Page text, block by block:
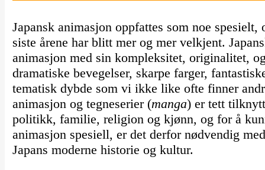
Japansk animasjon oppfattes som noe spesielt,
siste årene har blitt mer og mer velkjent.
animasjon med sin kompleksitet, originalitet,
dramatiske bevegelser, skarpe farger,
tematisk dybde som vi ikke like ofte finner
animasjon og tegneserier (manga) er tett
politikk, familie, religion og kjønn, og for å
animasjon spesiell, er det derfor nødvendig
Japans moderne historie og kultur.